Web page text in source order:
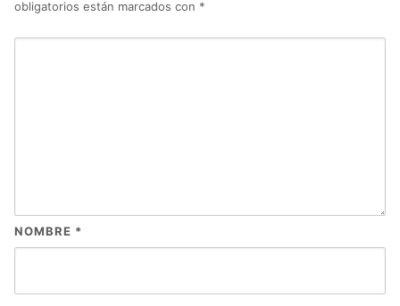
obligatorios están marcados con *
NOMBRE *